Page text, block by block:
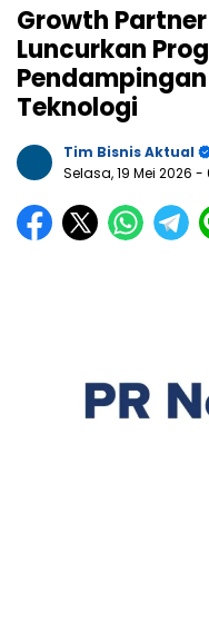
Growth
Luncurkan
Teknologi
Tim Bisnis Aktual
Selasa, 19 Mei 2026 -